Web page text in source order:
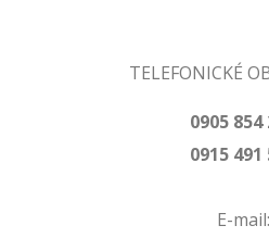
TELEFONICKÉ
0905 854
0915 491
E-mail: